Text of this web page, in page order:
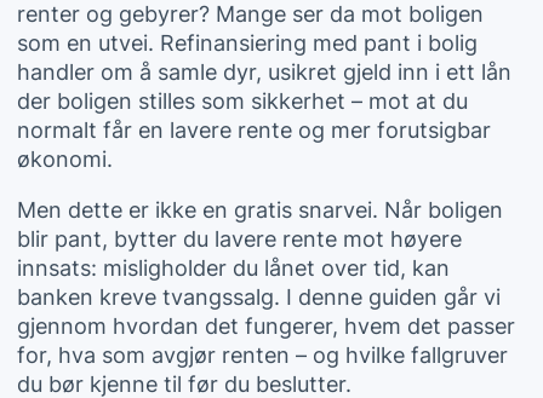
renter og gebyrer? Mange ser da mot boligen
som en utvei. Refinansiering med pant i bolig
handler om å samle dyr, usikret gjeld inn i ett lån
der boligen stilles som sikkerhet – mot at du
normalt får en lavere rente og mer forutsigbar
økonomi.
Men dette er ikke en gratis snarvei. Når boligen
blir pant, bytter du lavere rente mot høyere
innsats: misligholder du lånet over tid, kan
banken kreve tvangssalg. I denne guiden går vi
gjennom hvordan det fungerer, hvem det passer
for, hva som avgjør renten – og hvilke fallgruver
du bør kjenne til før du beslutter.